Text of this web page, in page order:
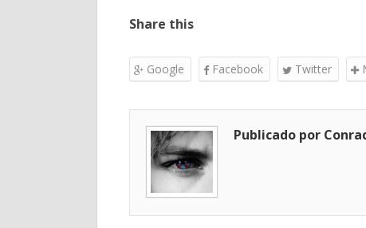
Share this
Google Facebook Twitter
Publicado por